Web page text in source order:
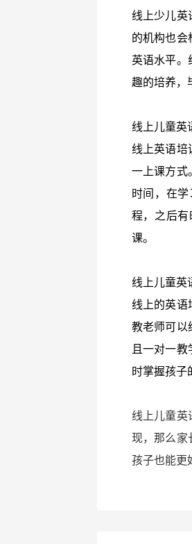
线上少儿英
的机构也会
英语水平。
趣的培养，
线上儿童英
线上英语培
一上课方式
时间，在
程，之后
课。
线上儿童英
线上的英语
教老师可以
且一对一
时掌握孩子
线上儿童英
现，那么家
孩子也能更